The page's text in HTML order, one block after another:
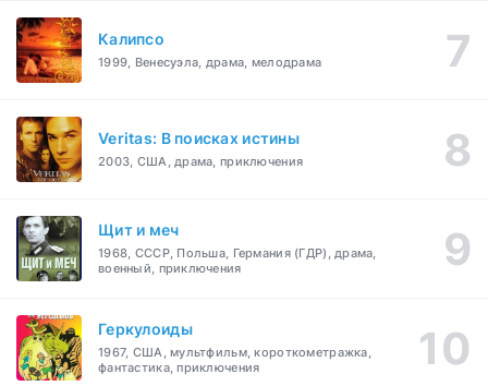
Калипсо
1999, Венесуэла, драма, мелодрама
Veritas: В поисках истины
2003, США, драма, приключения
Щит и меч
1968, СССР, Польша, Германия (ГДР), драма,
военный, приключения
Геркулоиды
1967, США, мультфильм, короткометражка,
фантастика, приключения